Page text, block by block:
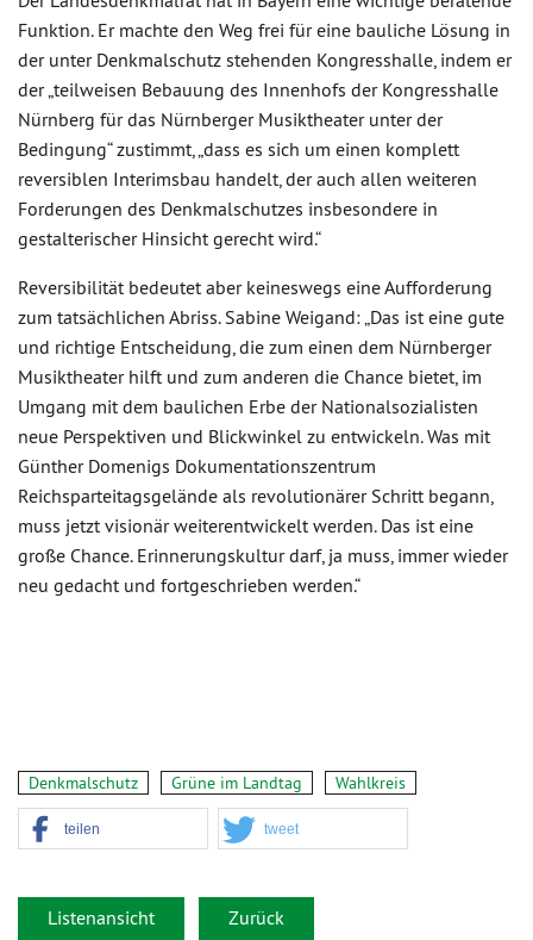
Funktion. Er machte den Weg frei für eine bauliche Lösung in
der unter Denkmalschutz stehenden Kongresshalle, indem er
der „teilweisen Bebauung des Innenhofs der Kongresshalle
Nürnberg für das Nürnberger Musiktheater unter der
Bedingung“ zustimmt, „dass es sich um einen komplett
reversiblen Interimsbau handelt, der auch allen weiteren
Forderungen des Denkmalschutzes insbesondere in
gestalterischer Hinsicht gerecht wird.“
Reversibilität bedeutet aber keineswegs eine Aufforderung
zum tatsächlichen Abriss. Sabine Weigand: „Das ist eine gute
und richtige Entscheidung, die zum einen dem Nürnberger
Musiktheater hilft und zum anderen die Chance bietet, im
Umgang mit dem baulichen Erbe der Nationalsozialisten
neue Perspektiven und Blickwinkel zu entwickeln. Was mit
Günther Domenigs Dokumentationszentrum
Reichsparteitagsgelände als revolutionärer Schritt begann,
muss jetzt visionär weiterentwickelt werden. Das ist eine
große Chance. Erinnerungskultur darf, ja muss, immer wieder
neu gedacht und fortgeschrieben werden.“
Denkmalschutz Grüne im Landtag Wahlkreis
teilen tweet
Listenansicht Zurück